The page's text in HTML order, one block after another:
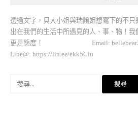
透過文字，貝大小姐與瑞餚姐想寫下的不
出在我們的生活中所遇見的人、事、物！我
更是態度！ Email:
Line@: https://lin.ee/ekk5Ciu